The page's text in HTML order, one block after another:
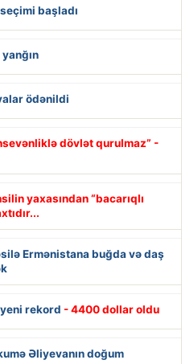
başladı
ödənildi
dövlət qurulmaz” -
yaxasından “bacarıqlı
Ermənistana buğda və daş
yeni rekord - 4400 dollar oldu
Əliyevanın doğum